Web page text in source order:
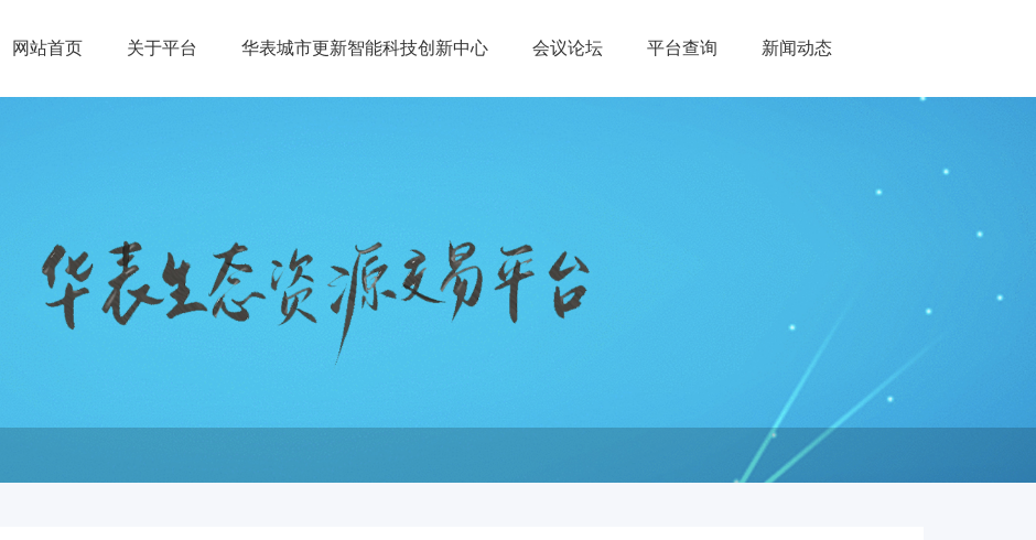
网站首页 关于平台 华表城市更新智能科技创新中心 会议论坛 平台查询 新闻动态